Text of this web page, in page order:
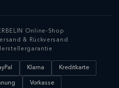
Online-Shop
& Rückversand
Klarna Kreditkarte
Vorkasse